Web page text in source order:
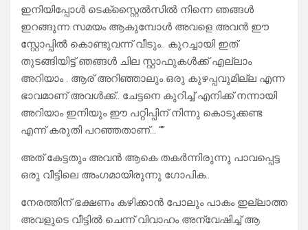
ഇനിയിപ്പോൾ ടെക്സ്റ്റൈൽസിൽ നിന്നെ ഞങ്ങൾ
ഇറങ്ങുന്ന സമയം ആകുമ്പോൾ അവളെ അവൻ ഈ
സ്റ്റോപ്പിൽ കൊണ്ടുവന്ന് വീടും.. കുറച്ചായി ഇത്
തുടങ്ങിയിട്ട് ഞങ്ങൾ ചില സ്റ്റാഫുകൾക്ക് എല്ലാം
അറിയാം . ആര് അറിഞ്ഞാലും ഒരു കുഴപ്പവുമില്ല എന്ന
ഭാവമാണ് അവൾക്ക്.. ചേട്ടനെ കുറിച്ച് എനിക്ക് നന്നായി
അറിയാം ഇനിയും ഈ പറ്റിപ്പിന് നിന്നു കൊടുക്കണ്ട
എന്ന് കരുതി പറഞ്ഞതാണ്… “”
അത് കേട്ടതും അവൻ ആകെ തകർന്നിരുന്നു പാവപ്പെട്ട
ഒരു വീട്ടിലെ അംഗമായിരുന്നു ഗോപിക..
നേരത്തിന് ഭക്ഷണം കഴിക്കാൻ പോലും പാകം ഇല്ലാത്ത
അവളുടെ വീട്ടിൽ ചെന്ന് വിവാഹം അന്വേഷിച്ച് ആ